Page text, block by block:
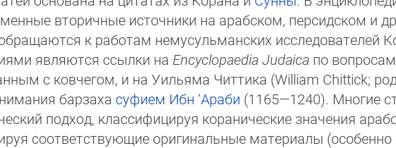
вторичные источники на арабском, персидском и
к работам немусульманских исследователей
являются ссылки на Encyclopaedia Judaica по во­про­сам
с ков­че­гом, и на Уильяма Читтика (William Chittick;
бар­за­ха суфием Ибн ‘Араби (1165—1240). Мно­гие
под­ход, клас­сифицируя коранические значения
со­от­вет­ст­вую­щие ориги­нальные материалы